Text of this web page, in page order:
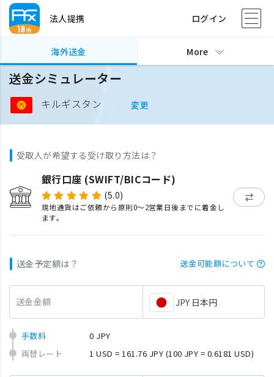
法人提携 ログイン
海外送金 More
送金シミュレーター
キルギスタン 変更
受取人が希望する受け取り方法は？
銀行口座 (SWIFT/BICコード)
(5.0)
現地通貨はご依頼から原則0〜2営業日後までに着金し
ます。
送金予定額は？ 送金可能額について
送金金額 JPY 日本円
手数料
0 JPY
両替レート
1 USD = 161.76 JPY (100 JPY = 0.6181 USD)